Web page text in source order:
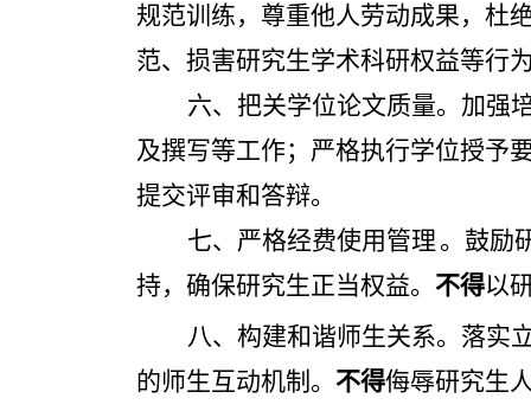
规范训练，尊重他人劳动成果，杜
范、损害研究生学术科研权益等行
六、把关学位论文质量。加强
及撰写等工作；严格执行学位授予
提交评审和答辩。
七、严格经费使用管理 。鼓励
持，确保研究生正当权益。 不得以
八、构建和谐师生关系。落实
的师生互动机制。 不得侮辱研究生